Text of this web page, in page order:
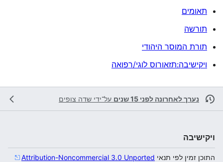
תאומים
תורשה
תורת המוסר היהודי
ויקישיבה:תזאורוס לוגי/רפואה
נערך לאחרונה לפני 15 שנים על־ידי שדה צופים
ויקישיבה
התוכן זמין לפי תנאי Attribution-Noncommercial 3.0 Unported